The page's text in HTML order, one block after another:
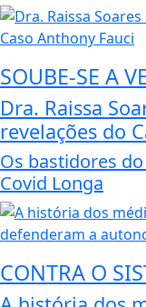
SOUBE-SE A
Dra. Raissa
revelações do
Os bastidores
Covid Longa
CONTRA O